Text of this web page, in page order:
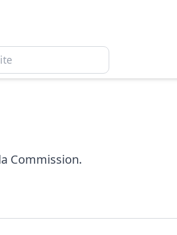
Commission.